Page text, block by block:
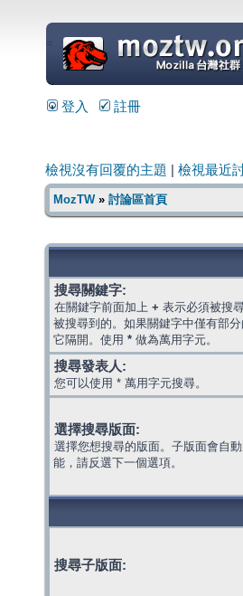
=
登入 註冊
檢視沒有回覆的主題 檢視最近
MozTW» 討論區首頁
搜尋關鍵字:
在關鍵字前面加上 + 表示必須被搜
被搜尋到的。如果關鍵字中僅有部
它隔開。使用 * 做為萬用字元。
搜尋發表人:
您可以使用 * 萬用字元搜尋。
選擇搜尋版面:
選擇您想搜尋的版面。子版面會自
能，請反選下一個選項。
搜尋子版面: